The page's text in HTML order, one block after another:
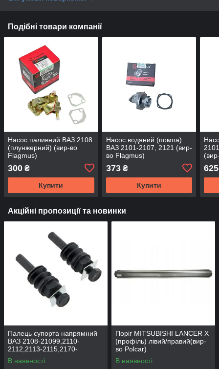
Подібні товари компанії
Насос паливний ВАЗ 2108
(плунжерний) (вир-во
Flagmus)
300 ₴
Купити
Насос водяний (помпа)
ВАЗ 2101-2107, 2121 (вир-
во Flagmus)
373₴
Купити
625
Акційні пропозиції та новинки
Палець супорта напрямний
ВАЗ 2108-21099,2110-
2112,2113-2115,2170-
2172,2190, 1117-1119 (к-т
2шт) (вир-во BEG-LINE)
В наявності
Поріг MITSUBISHI LANCER Х
(профіль) лівий/правий(вир-
во Polcar)
В наявності